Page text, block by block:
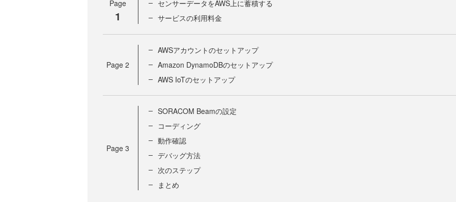
Page
1
センサーデータをAWS上に蓄積する
サービスの利用料金
Page 2
AWSアカウントのセットアップ
Amazon DynamoDBのセットアップ
AWS IoTのセットアップ
Page 3
SORACOM Beamの設定
コーディング
動作確認
デバッグ方法
次のステップ
まとめ